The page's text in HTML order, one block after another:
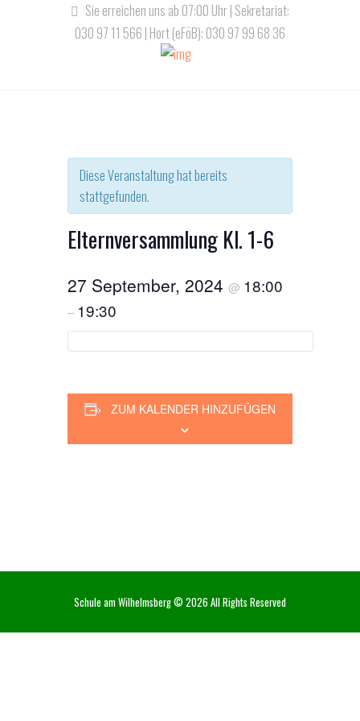
Sie erreichen uns ab 07:00 Uhr | Sekretariat:
030 97 11 566 | Hort (eFöB): 030 97 99 68 36
Diese Veranstaltung hat bereits
stattgefunden.
Elternversammlung Kl. 1-6
27 September, 2024 @ 18:00
– 19:30
ZUM KALENDER HINZUFÜGEN
Schule am Wilhelmsberg © 2026 All Rights Reserved